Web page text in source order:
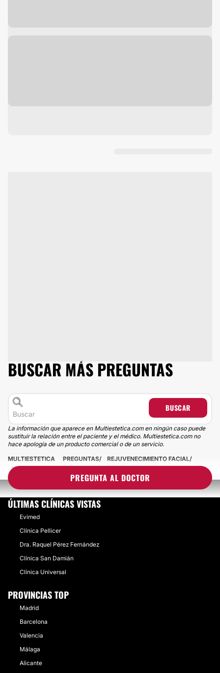
BUSCAR MÁS PREGUNTAS
BUSCAR
La información que aparece en Multiestetica.com en ningún caso puede
sustituir la relación entre el paciente y el médico. Multiestetica.com no
hace apología de un producto comercial o de un servicio.
PREGUNTA AL DOCTOR
MULTIESTETICA PREGUNTAS
REJUVENECIMIENTO FACIAL
HIDROXIAPATITA Y PRP
ÚLTIMAS CLÍNICAS VISTAS
Evimed
Clínica Pellicer
Dra. Raquel Pérez Fernández
Clínica San Damián
Clínica Universal
PROVINCIAS TOP
Madrid
Barcelona
Valencia
Málaga
Alicante